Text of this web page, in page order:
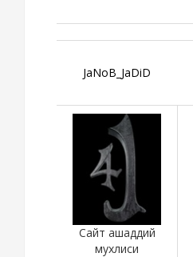
JaNoB_JaDiD
Сайт ашаддий
мухлиси